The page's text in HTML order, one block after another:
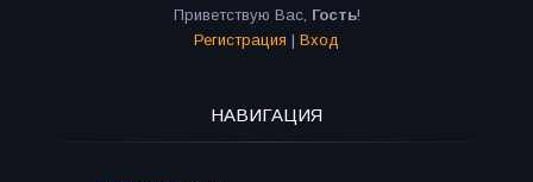
Приветствую Вас, Гость!
Регистрация | Вход
НАВИГАЦИЯ